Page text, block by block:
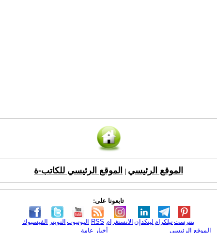
الموقع الرئيسي الموقع الرئيسي للكاتب-ة
تابعونا على:
الفيسبوك التويتر اليوتيوب RSS الانستغرام لينكدإن تيلكرامبنترست
الموقع الرئيسي
أخبار عامة